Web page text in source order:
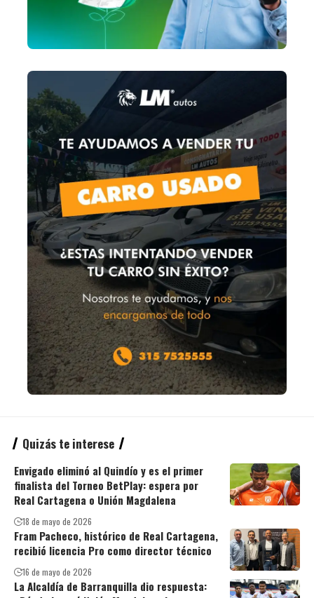
Quizás te interese
Envigado eliminó al Quindío y es el primer
finalista del Torneo BetPlay: espera por
Real Cartagena o Unión Magdalena
18 de mayo de 2026
Fram Pacheco, histórico de Real Cartagena,
recibió licencia Pro como director técnico
16 de mayo de 2026
La Alcaldía de Barranquilla dio respuesta: